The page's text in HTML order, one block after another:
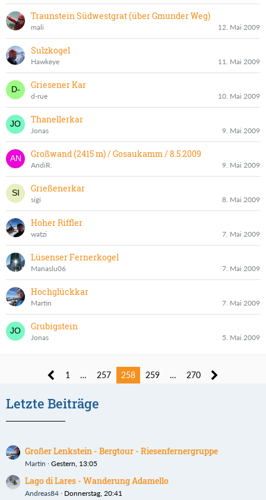
Traunstein Südwestgrat (über Gmunder Weg)
mali 12. Mai 2009
Sulzkogel
Hawkeye 11. Mai 2009
Griesener Kar
d-rue 10. Mai 2009
Thanellerkar
Jonas 9. Mai 2009
Großwand (2415 m) / Gosaukamm / 8.5.2009
AndiR. 9. Mai 2009
Grießenerkar
sigi 8. Mai 2009
Hoher Riffler
watzi 7. Mai 2009
Lüsenser Fernerkogel
Manaslu06 7. Mai 2009
Hochglückkar
Martin 7. Mai 2009
Grubigstein
Jonas 5. Mai 2009
1 … 257 258 259 … 270
Letzte Beiträge
Großer Lenkstein - Bergtour - Riesenfernergruppe
Martin Gestern, 13:05
Lago di Lares - Wanderung Adamello
Andreas84 Donnerstag, 20:41